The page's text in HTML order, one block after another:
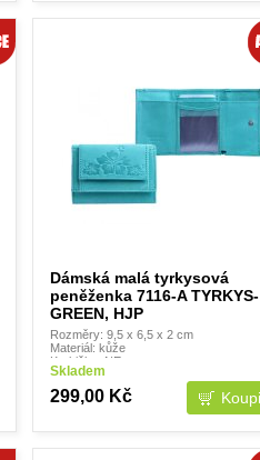
Dámská malá tyrkysová
peněženka 7116-A TYRKYS-
GREEN, HJP
Rozměry: 9,5 x 6,5 x 2 cm
Materiál: kůže
Krabička: NE
Skladem
299,00 Kč